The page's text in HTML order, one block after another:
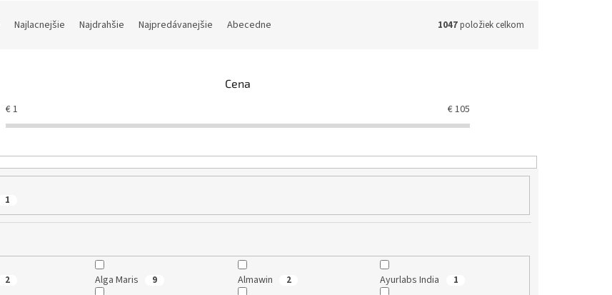
Najlacnejšie Najdrahšie Najpredávanejšie Abecedne 1047položiek celkom
Cena
€1 €105
1
2 Alga Maris 9 Almawin 2 Ayurlabs India 1